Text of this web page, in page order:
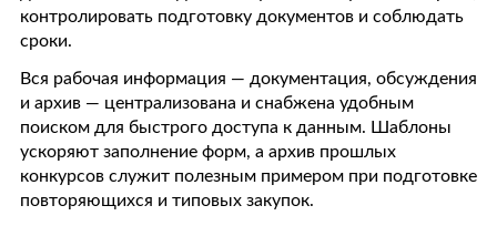
контролировать подготовку документов и соблюдать
сроки.
Вся рабочая информация — документация, обсуждения
и архив — централизована и снабжена удобным
поиском для быстрого доступа к данным. Шаблоны
ускоряют заполнение форм, а архив прошлых
конкурсов служит полезным примером при подготовке
повторяющихся и типовых закупок.